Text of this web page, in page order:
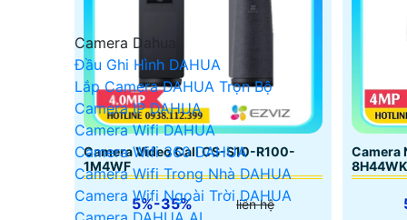
Camera Dahua
Đầu Ghi Hình DAHUA
Lắp Camera DAHUA Trọn Bộ
Camera IP DAHUA
Camera Wifi DAHUA
Camera Wifi 360 DAHUA
Camera Wifi Trong Nhà DAHUA
Camera Wifi Ngoài Trời DAHUA
Camera Video Call CS-S10-R100-
1M4WF
5%-35% liên hệ
Camera